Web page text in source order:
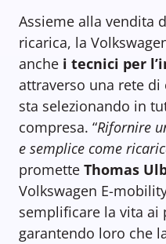
Assieme alla vendita
ricarica, la
anche i tecnici per
attraverso una rete
sta selezionando in
compresa. “Rifornire
e semplice come
promette Thomas
Volkswagen E-
semplificare la vita ai
garantendo loro che